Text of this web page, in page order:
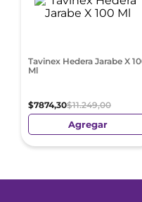
Tavinex Hedera Jarabe X
Ml
$7874,30$11.249,00
Agregar